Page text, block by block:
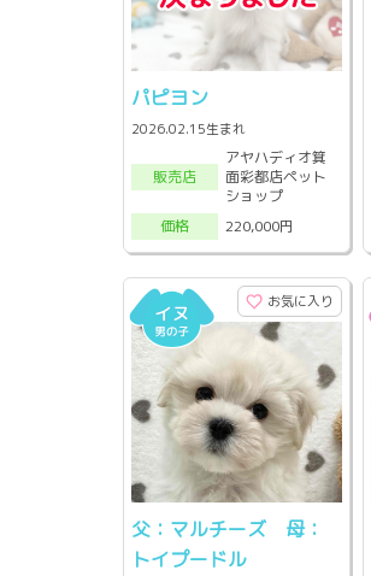
パピヨン
2026.02.15生まれ
販売店
アヤハディオ箕
面彩都店ペット
ショップ
価格
220,000円
お気に入り
父：マルチーズ 母：
トイプードル